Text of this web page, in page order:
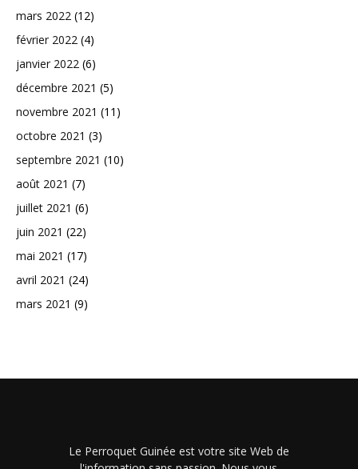
mars 2022 (12)
février 2022 (4)
janvier 2022 (6)
décembre 2021 (5)
novembre 2021 (11)
octobre 2021 (3)
septembre 2021 (10)
août 2021 (7)
juillet 2021 (6)
juin 2021 (22)
mai 2021 (17)
avril 2021 (24)
mars 2021 (9)
Le Perroquet Guinée est votre site Web de